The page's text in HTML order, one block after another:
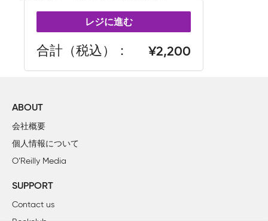
レジに進む
合計（税込） 2,200
ABOUT
会社概要
個人情報について
O’Reilly Media
SUPPORT
Contact us